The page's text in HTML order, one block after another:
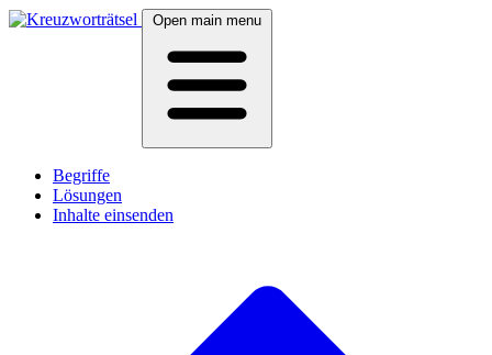
Open main menu
Begriffe
Lösungen
Inhalte einsenden